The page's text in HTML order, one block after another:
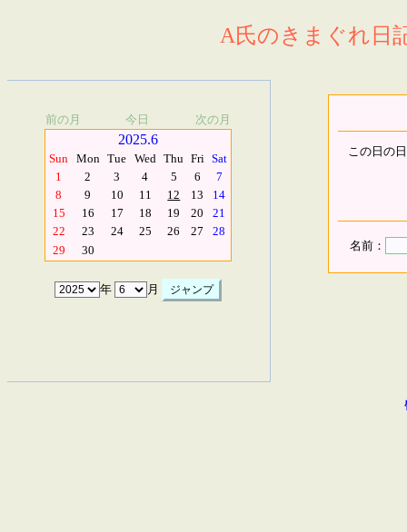
A氏のきまぐれ日
前の月 今日 次の月
2025.6
Sun Mon Tue Wed Thu Fri Sat
1
2 3 4 5 6
7
8
9 10 11 12 13
14
15
16 17 18 19 20
21
22
23 24 25 26 27
28
29
30
年 月
この日の
名前：